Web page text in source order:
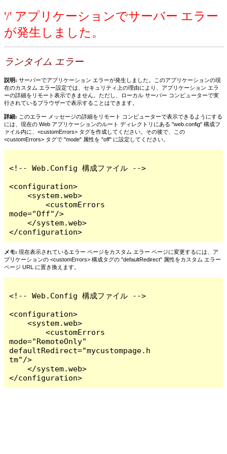
'/' アプリケーションでサーバー エラー
が発生しました。
ランタイム エラー
説明: サーバーでアプリケーション エラーが発生しました。このアプリケーションの現
在のカスタム エラー設定では、セキュリティ上の理由により、アプリケーション エラ
ーの詳細をリモート表示できません。ただし、ローカル サーバー コンピューターで実
行されているブラウザーで表示することはできます。
詳細: このエラー メッセージの詳細をリモート コンピューターで表示できるようにする
には、現在の Web アプリケーションのルート ディレクトリにある "web.config" 構成フ
ァイル内に、<customErrors> タグを作成してください。その後で、この
<customErrors> タグで "mode" 属性を "off" に設定してください。
<!-- Web.Config 構成ファイル -->
<configuration>
    <system.web>
        <customErrors
mode="Off"/>
    </system.web>
</configuration>
メモ: 現在表示されているエラー ページをカスタム エラー ページに変更するには、ア
プリケーションの <customErrors> 構成タグの "defaultRedirect" 属性をカスタム エラー
ページ URL に置き換えます。
<!-- Web.Config 構成ファイル -->
<configuration>
    <system.web>
        <customErrors
mode="RemoteOnly"
defaultRedirect="mycustompage.h
tm"/>
    </system.web>
</configuration>